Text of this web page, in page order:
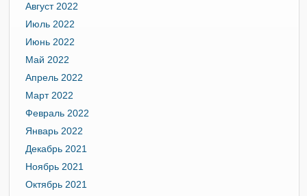
Август 2022
Июль 2022
Июнь 2022
Май 2022
Апрель 2022
Март 2022
Февраль 2022
Январь 2022
Декабрь 2021
Ноябрь 2021
Октябрь 2021